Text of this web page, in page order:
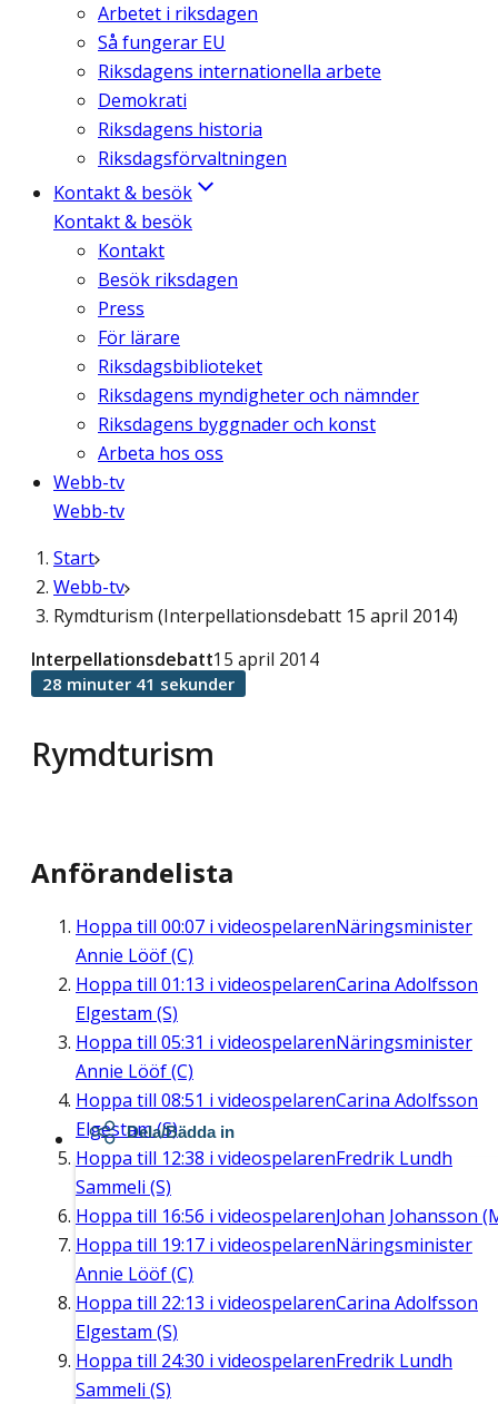
Arbetet i riksdagen
Så fungerar EU
Riksdagens internationella arbete
Demokrati
Riksdagens historia
Riksdagsförvaltningen
Kontakt & besök
Kontakt & besök
Kontakt
Besök riksdagen
Press
För lärare
Riksdagsbiblioteket
Riksdagens myndigheter och nämnder
Riksdagens byggnader och konst
Arbeta hos oss
Webb-tv
Webb-tv
Start
Webb-tv
Rymdturism (Interpellationsdebatt 15 april 2014)
Rymdturism
Interpellationsdebatt15 april 2014
28 minuter 41 sekunder
Anförandelista
Hoppa till 00:07 i videospelarenNäringsminister
Annie Lööf (C)
Hoppa till 01:13 i videospelarenCarina Adolfsson
Elgestam (S)
Hoppa till 05:31 i videospelarenNäringsminister
Annie Lööf (C)
Hoppa till 08:51 i videospelarenCarina Adolfsson
Elgestam (S)
Hoppa till 12:38 i videospelarenFredrik Lundh
Sammeli (S)
Hoppa till 16:56 i videospelarenJohan Johansson
Hoppa till 19:17 i videospelarenNäringsminister
Annie Lööf (C)
Hoppa till 22:13 i videospelarenCarina Adolfsson
Elgestam (S)
Hoppa till 24:30 i videospelarenFredrik Lundh
Sammeli (S)
Dela/Bädda in